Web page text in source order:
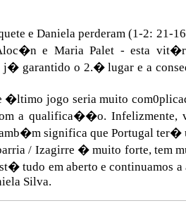
e Daniela perderam (1-2:
e Maria Palet - esta
garantido o 2.� lugar e a
jogo seria muito
a qualifica��o. Infelizmente,
significa que Portugal ter�
/ Izagirre � muito forte, tem
tudo em aberto e continuamos
Silva.